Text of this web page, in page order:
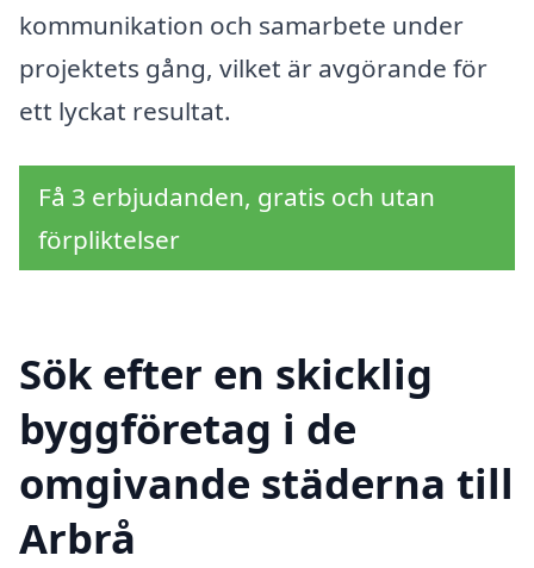
kommunikation och samarbete under
projektets gång, vilket är avgörande för
ett lyckat resultat.
Få 3 erbjudanden, gratis och utan
förpliktelser
Sök efter en skicklig
byggföretag i de
omgivande städerna till
Arbrå